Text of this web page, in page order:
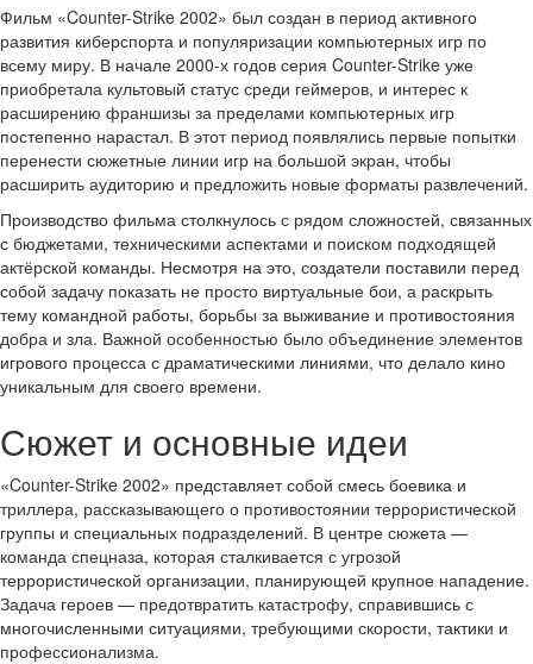
Фильм «Counter-Strike 2002» был создан в период активного
развития киберспорта и популяризации компьютерных игр по
всему миру. В начале 2000-х годов серия Counter-Strike уже
приобретала культовый статус среди геймеров, и интерес к
расширению франшизы за пределами компьютерных игр
постепенно нарастал. В этот период появлялись первые попытки
перенести сюжетные линии игр на большой экран, чтобы
расширить аудиторию и предложить новые форматы развлечений.
Производство фильма столкнулось с рядом сложностей, связанных
с бюджетами, техническими аспектами и поиском подходящей
актёрской команды. Несмотря на это, создатели поставили перед
собой задачу показать не просто виртуальные бои, а раскрыть
тему командной работы, борьбы за выживание и противостояния
добра и зла. Важной особенностью было объединение элементов
игрового процесса с драматическими линиями, что делало кино
уникальным для своего времени.
Сюжет и основные идеи
«Counter-Strike 2002» представляет собой смесь боевика и
триллера, рассказывающего о противостоянии террористической
группы и специальных подразделений. В центре сюжета —
команда спецназа, которая сталкивается с угрозой
террористической организации, планирующей крупное нападение.
Задача героев — предотвратить катастрофу, справившись с
многочисленными ситуациями, требующими скорости, тактики и
профессионализма.